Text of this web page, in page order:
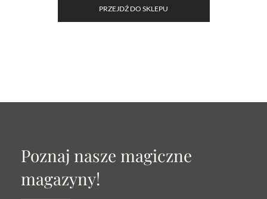
PRZEJDŹ DO SKLEPU
Poznaj nasze magiczne
magazyny!